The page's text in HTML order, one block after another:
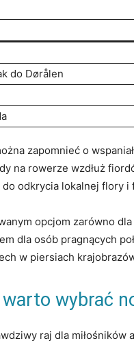
do‍ Dørålen
zapomnieć o
na rowerze wzdłuż
do odkrycia lokalnej flory
opcjom zarówno
dla osób pragnących⁢
w piersiach‍
warto wybrać
raj dla⁣